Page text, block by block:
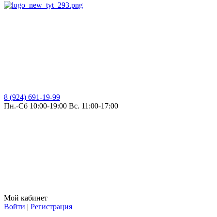
8 (924) 691-19-99
Пн.-Сб 10:00-19:00 Вс. 11:00-17:00
Мой кабинет
Войти | Регистрация